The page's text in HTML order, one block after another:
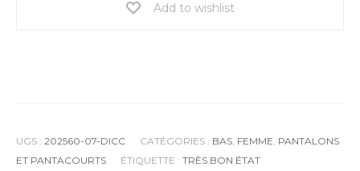
Add to wishlist
UGS : 202560-07-DICC CATÉGORIES : BAS, FEMME, PANTALONS
ET PANTACOURTS
ÉTIQUETTE : TRÈS BON ÉTAT